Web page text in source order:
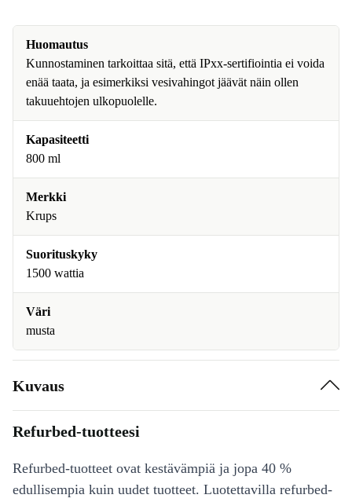
Huomautus
Kunnostaminen tarkoittaa sitä, että IPxx-sertifiointia ei voida
enää taata, ja esimerkiksi vesivahingot jäävät näin ollen
takuuehtojen ulkopuolelle.
Kapasiteetti
800 ml
Merkki
Krups
Suorituskyky
1500 wattia
Väri
musta
Kuvaus
Refurbed-tuotteesi
Refurbed-tuotteet ovat kestävämpiä ja jopa 40 %
edullisempia kuin uudet tuotteet. Luotettavilla refurbed-